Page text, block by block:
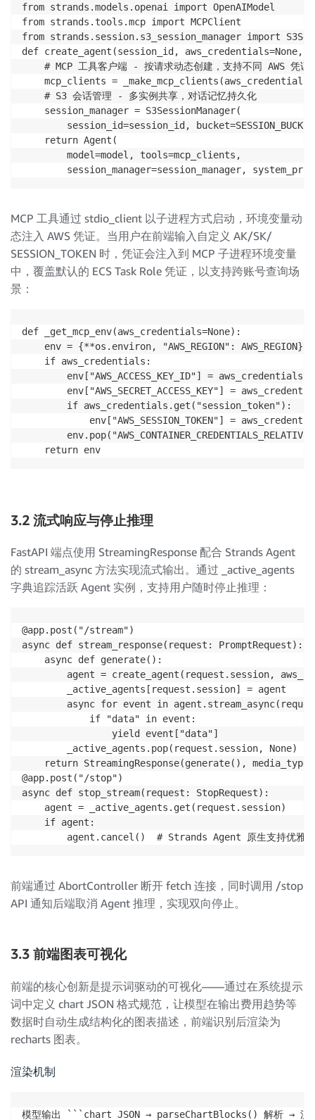
from strands.models.openai import OpenAIModel
from strands.tools.mcp import MCPClient
from strands.session.s3_session_manager import
def create_agent(session_id, aws_credentials=None,
    # MCP 工具客户端 - 按请求动态创建，支持不同 AWS 凭证
    mcp_clients = _make_mcp_clients(aws_credentials)
    # S3 会话管理 - 多实例共享，对话记忆持久化
    session_manager = S3SessionManager(
session_id=session_id,
    return Agent(
        model=model, tools=mcp_clients,
MCP 工具通过 stdio_client 以子进程方式启动，环境变量动
态注入 AWS 凭证。当用户在前端输入自定义 AK/SK/
SESSION_TOKEN 时，凭证会注入到 MCP 子进程环境变量
中，覆盖默认的 ECS Task Role 凭证，以支持跨账号查询场
景：
def _get_mcp_env(aws_credentials=None):
    env = {**os.environ, "AWS_REGION": AWS_REGION}
    if aws_credentials:
env["AWS_ACCESS_KEY_ID"] =
env["AWS_SECRET_ACCESS_KEY"] =
        if aws_credentials.get("session_token"):
env["AWS_SESSION_TOKEN"] =
3.2 流式响应与停止推理
FastAPI 端点使用 StreamingResponse 配合 Strands Agent
的 stream_async 方法实现流式输出。通过 _active_agents
字典追踪活跃 Agent 实例，支持用户随时停止推理：
@app.post("/stream")
async def stream_response(request: PromptRequest):
    async def generate():
agent = create_agent(request.session,
        _active_agents[request.session] = agent
async for event in
            if "data" in event:
                yield event["data"]
        _active_agents.pop(request.session, None)
return StreamingResponse(generate(),
@app.post("/stop")
async def stop_stream(request: StopRequest):
    agent = _active_agents.get(request.session)
    if agent:
前端通过 AbortController 断开 fetch 连接，同时调用 /stop
API 通知后端取消 Agent 推理，实现双向停止。
3.3 前端图表可视化
前端的核心创新是提示词驱动的可视化——通过在系统提示
词中定义 chart JSON 格式规范，让模型在输出费用趋势等
数据时自动生成结构化的图表描述，前端识别后渲染为
recharts 图表。
渲染机制